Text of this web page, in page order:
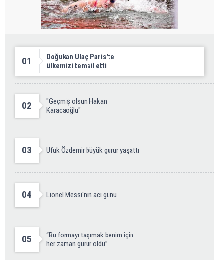
01
Doğukan Ulaç Paris'te
ülkemizi temsil etti
02
"Geçmiş olsun Hakan
Karacaoğlu"
03 Ufuk Özdemir büyük gurur yaşattı
04 Lionel Messi'nin acı günü
05
“Bu formayı taşımak benim için
her zaman gurur oldu”